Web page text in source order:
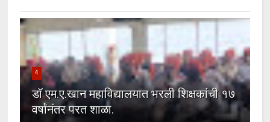
4
डॉ एम.ए.खान महाविद्यालयात भरली शिक्षकांची १७
वर्षांनंतर परत शाळा.